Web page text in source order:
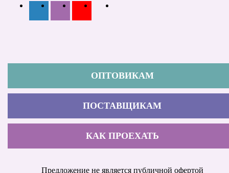
ОПТОВИКАМ
ПОСТАВЩИКАМ
КАК ПРОЕХАТЬ
Предложение не является публичной офертой